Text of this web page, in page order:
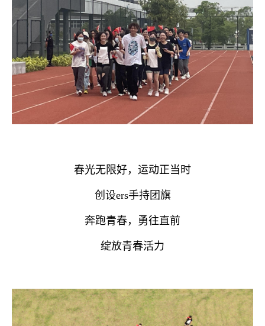
春光无限好，运动正当时
创设ers手持团旗
奔跑青春，勇往直前
绽放青春活力